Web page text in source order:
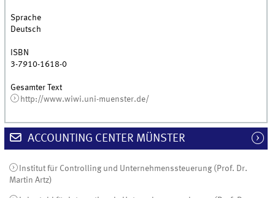
Sprache
Deutsch
ISBN
3-7910-1618-0
Gesamter Text
http://www.wiwi.uni-muenster.de/
ACCOUNTING CENTER MÜNSTER
Institut für Controlling und Unternehmenssteuerung (Prof. Dr.
Martin Artz)